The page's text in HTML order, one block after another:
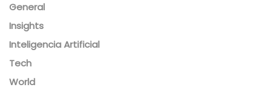
General
Insights
Inteligencia Artificial
Tech
World